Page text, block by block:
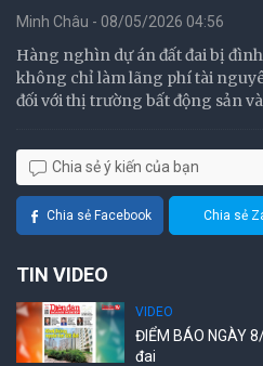
Minh Châu - 08/05/2026 04:56
Hàng nghìn dự án đất đai bị
không chỉ làm lãng phí tài
đối với thị trường bất động sản
Chia sẻ ý kiến của bạn
Chia sẻ Facebook Chia sẻ
TIN VIDEO
VIDEO
ĐIỂM BÁO NGÀY
đai